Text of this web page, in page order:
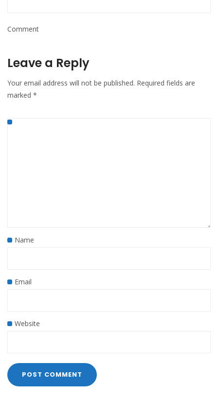
Comment
Leave a Reply
Your email address will not be published. Required fields are
marked *
Name
Email
Website